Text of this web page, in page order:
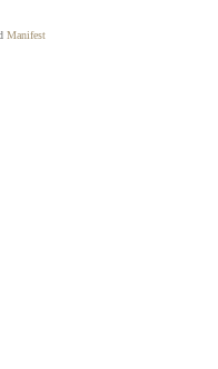
Manifest